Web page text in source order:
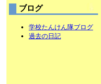
ブログ
学校たんけん隊ブログ
過去の日記